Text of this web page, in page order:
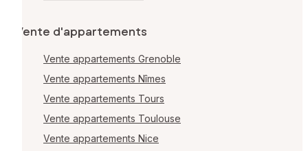
Vente d'appartements
Vente appartements Grenoble
Vente appartements Nîmes
Vente appartements Tours
Vente appartements Toulouse
Vente appartements Nice